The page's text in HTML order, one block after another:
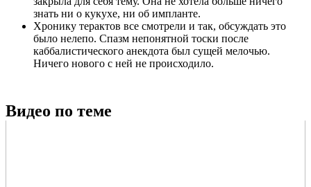
знать ни о кукухе, ни об импланте.
Хронику терактов все смотрели и так, обсуждать это
было нелепо. Спазм непонятной тоски после
каббалистического анекдота был сущей мелочью.
Ничего нового с ней не происходило.
Видео по теме